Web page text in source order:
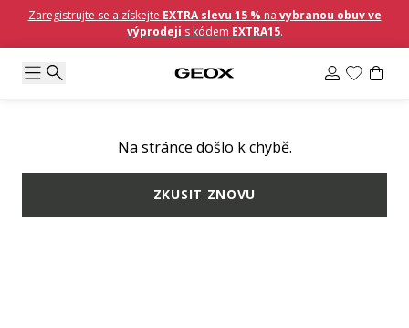
Zaregistrujte se a získejte EXTRA slevu 15 % na vybranou obuv ve
výprodeji s kódem EXTRA15.
Na stránce došlo k chybě.
ZKUSIT ZNOVU